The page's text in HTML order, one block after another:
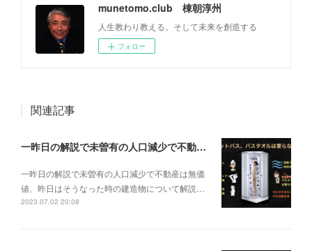
munetomo.club 棟朝淳州
人生教わり教える。そして未来を創造する
フォロー
関連記事
一昨日の解説で未曽有の人口減少で不動産は無価値、昨日はそうなった時の建造物について解説、今日からはその設備について解説をして行く。
一昨日の解説で未曽有の人口減少で不動産は無価
値、昨日はそうなった時の建造物について解説…
2023.07.02 20:08